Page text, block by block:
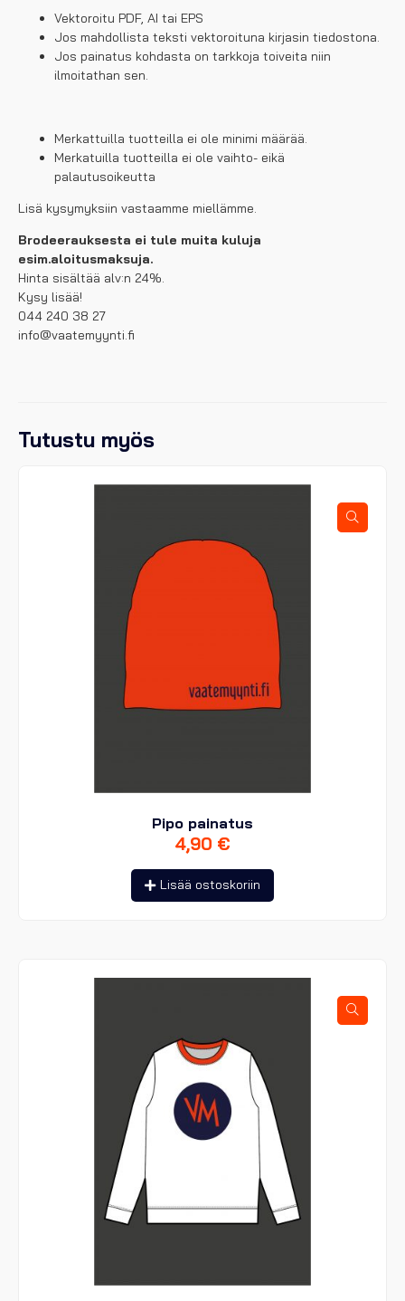
Vektoroitu PDF, AI tai EPS
Jos mahdollista teksti vektoroituna kirjasin tiedostona.
Jos painatus kohdasta on tarkkoja toiveita niin
ilmoitathan sen.
Merkattuilla tuotteilla ei ole minimi määrää.
Merkatuilla tuotteilla ei ole vaihto- eikä
palautusoikeutta
Lisä kysymyksiin vastaamme miellämme.
Brodeerauksesta ei tule muita kuluja
esim.aloitusmaksuja.
Hinta sisältää alv:n 24%.
Kysy lisää!
044 240 38 27
info@vaatemyynti.fi
Tutustu myös
Pipo painatus
4,90 €
Lisää ostoskoriin